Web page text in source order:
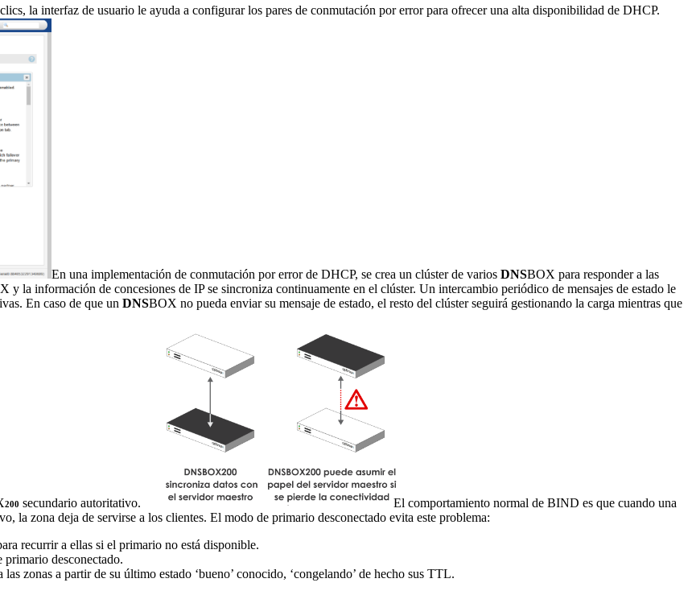
la interfaz de usuario le ayuda a configurar los pares de conmutación por error para ofrecer una alta disponibilidad de DHCP.
En una implementación de conmutación por error de DHCP, se crea un clúster de varios DNSBOX para responder a las
y la información de concesiones de IP se sincroniza continuamente en el clúster. Un intercambio periódico de mensajes de estado le
En caso de que un DNSBOX no pueda enviar su mensaje de estado, el resto del clúster seguirá gestionando la carga mientras que
200 secundario autoritativo.
El comportamiento normal de BIND es que cuando una
la zona deja de servirse a los clientes. El modo de primario desconectado evita este problema:
recurrir a ellas si el primario no está disponible.
desconectado.
zonas a partir de su último estado ‘bueno’ conocido, ‘congelando’ de hecho sus TTL.